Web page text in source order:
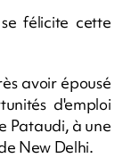
félicite cette
avoir épousé
d'emploi
Pataudi, à une
New Delhi.